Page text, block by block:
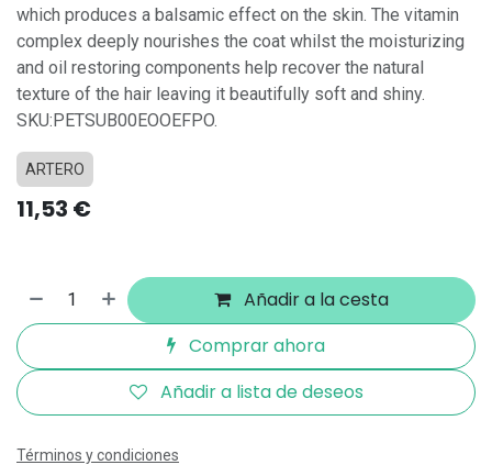
which produces a balsamic effect on the skin. The vitamin
complex deeply nourishes the coat whilst the moisturizing
and oil restoring components help recover the natural
texture of the hair leaving it beautifully soft and shiny.
SKU:PETSUB00EOOEFPO.
ARTERO
11,53 €
Añadir a la cesta
Comprar ahora
Añadir a lista de deseos
Términos y condiciones